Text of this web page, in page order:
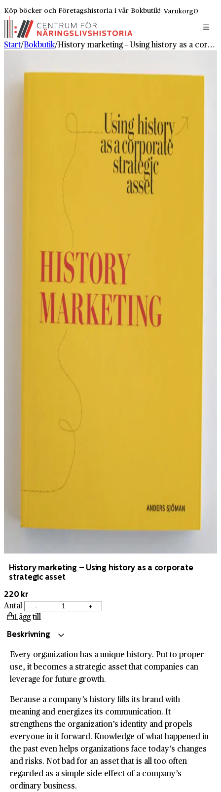
Köp böcker och Företagshistoria i vår Bokbutik! Varukorg0
Start/Bokbutik/ History marketing – Using history as a corporate strategic asset
History marketing – Using history as a corporate
strategic asset
220 kr
Antal -
History
marketing
–
history
as
a
strategic
asset
mängd
+
Lägg till
Beskrivning
Every organization has a unique history. Put to proper
use, it becomes a strategic asset that companies can
leverage for future growth.
Because a company’s history fills its brand with
meaning and energizes its communication. It
strengthens the organization’s identity and propels
everyone in it forward. Knowledge of what happened in
the past even helps organizations face today’s changes
and risks. Not bad for an asset that is all too often
regarded as a simple side effect of a company’s
ordinary business.